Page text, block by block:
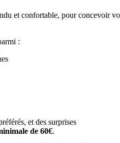
et confortable, pour concevoir
:
et des surprises
de 60€.